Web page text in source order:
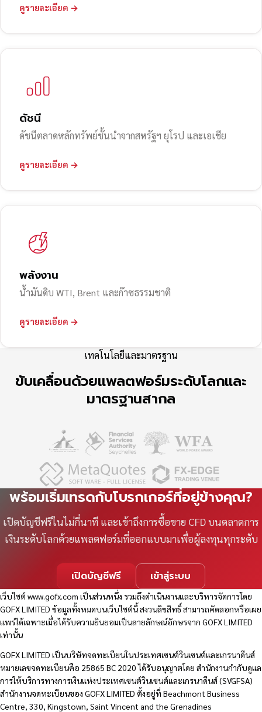
ดูรายละเอียด →
ดัชนี
ดัชนีตลาดหลักทรัพย์ชั้นนำจากสหรัฐฯ ยุโรป และเอเชีย
ดูรายละเอียด →
พลังงาน
น้ำมันดิบ WTI, Brent และก๊าซธรรมชาติ
ดูรายละเอียด →
เทคโนโลยีและมาตรฐาน
ขับเคลื่อนด้วยแพลตฟอร์มระดับโลกและ
มาตรฐานสากล
พร้อมเริ่มเทรดกับโบรกเกอร์ที่อยู่ข้างคุณ?
เปิดบัญชีฟรีในไม่กี่นาที และเข้าถึงการซื้อขาย CFD บนตลาดการ
เงินระดับโลกด้วยแพลตฟอร์มที่ออกแบบมาเพื่อผู้ลงทุนทุกระดับ
เปิดบัญชีฟรี เข้าสู่ระบบ
เว็บไซต์www.gofx.com เป็นส่วนหนึ่ง รวมถึงดำเนินงานและบริหารจัดการโดย
GOFX LIMITED ข้อมูลทั้งหมดบนเว็บไซต์นี้ สงวนลิขสิทธิ์ สามารถคัดลอกหรือเผย
แพร่ได้เฉพาะเมื่อได้รับความยินยอมเป็นลายลักษณ์อักษรจาก GOFX LIMITED
เท่านั้น
GOFX LIMITED เป็นบริษัทจดทะเบียนในประเทศเซนต์วินเซนต์และเกรนาดีนส์
หมายเลขจดทะเบียนคือ 25865 BC 2020 ได้รับอนุญาตโดย สำนักงานกำกับดูแล
การให้บริการทางการเงินแห่งประเทศเซนต์วินเซนต์และเกรนาดีนส์ (SVGFSA)
สำนักงานจดทะเบียนของ GOFX LIMITED ตั้งอยู่ที่ Beachmont Business
Centre, 330, Kingstown, Saint Vincent and the Grenadines